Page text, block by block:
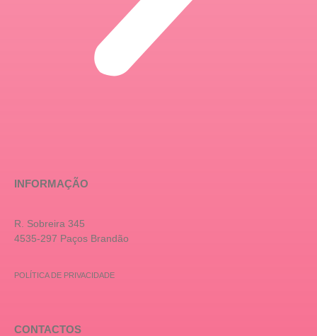
INFORMAÇÃO
R. Sobreira 345
4535-297 Paços Brandão
POLÍTICA DE PRIVACIDADE
CONTACTOS